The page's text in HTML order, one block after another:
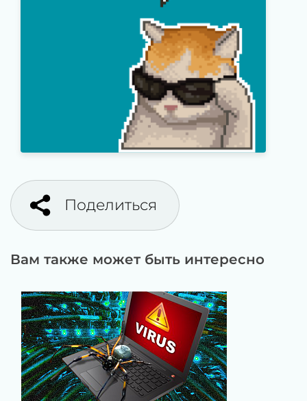
Поделиться
Вам также может быть интересно